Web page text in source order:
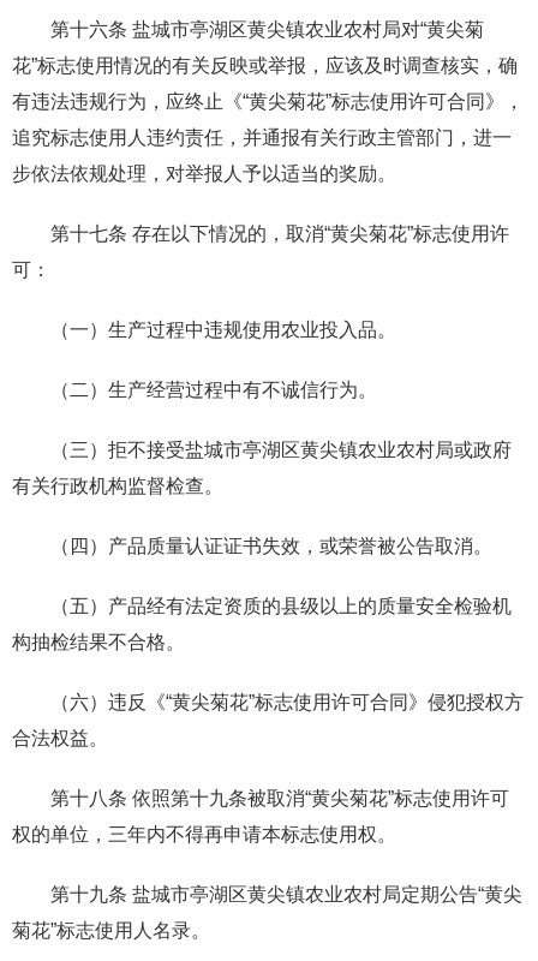
第十六条 盐城市亭湖区黄尖镇农业农村局对“黄尖菊
花”标志使用情况的有关反映或举报，应该及时调查核实，确
有违法违规行为，应终止《“黄尖菊花”标志使用许可合同》，
追究标志使用人违约责任，并通报有关行政主管部门，进一
步依法依规处理，对举报人予以适当的奖励。
第十七条 存在以下情况的，取消“黄尖菊花”标志使用许
可：
（一）生产过程中违规使用农业投入品。
（二）生产经营过程中有不诚信行为。
（三）拒不接受盐城市亭湖区黄尖镇农业农村局或政府
有关行政机构监督检查。
（四）产品质量认证证书失效，或荣誉被公告取消。
（五）产品经有法定资质的县级以上的质量安全检验机
构抽检结果不合格。
（六）违反《“黄尖菊花”标志使用许可合同》侵犯授权方
合法权益。
第十八条 依照第十九条被取消“黄尖菊花”标志使用许可
权的单位，三年内不得再申请本标志使用权。
第十九条 盐城市亭湖区黄尖镇农业农村局定期公告“黄尖
菊花”标志使用人名录。